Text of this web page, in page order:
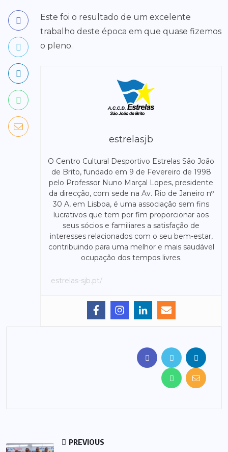
Este foi o resultado de um excelente
trabalho deste época em que quase fizemos
o pleno.
estrelasjb
O Centro Cultural Desportivo Estrelas São João
de Brito, fundado em 9 de Fevereiro de 1998
pelo Professor Nuno Marçal Lopes, presidente
da direcção, com sede na Av. Rio de Janeiro nº
30 A, em Lisboa, é uma associação sem fins
lucrativos que tem por fim proporcionar aos
seus sócios e familiares a satisfação de
interesses relacionados com o seu bem-estar,
contribuindo para uma melhor e mais saudável
ocupação dos tempos livres.
estrelas-sjb.pt/
PREVIOUS